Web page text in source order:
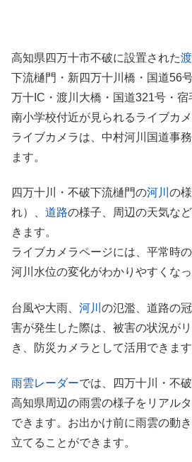
高知県四万十市不破に設置された
下流樋門・新四万十川橋・国道56号
万十IC・渡川大橋・国道321号・
南小学校付近が見られるライブカメ
ライブカメラは、中村河川国道事
ます。
四万十川・不破下流樋門の河川 の
れ）、 道路の様子、周辺の天気な
きます。
ライブカメラページには、平常時
河川水位の変化がわかりやすくなっ
台風や大雨、 河川 の氾濫、道路の
害が発生した際は、被害の状況が
き、防災カメラとして活用できます
雨雲レーダーでは、四万十川・不
高知県周辺の雨雲の様子をリアル
できます。お出かけ前に雨雲の動
立てることができます。